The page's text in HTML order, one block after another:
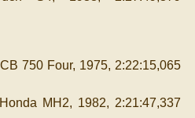
750 Four, 1975, 2:22:15,065
MH2, 1982, 2:21:47,337